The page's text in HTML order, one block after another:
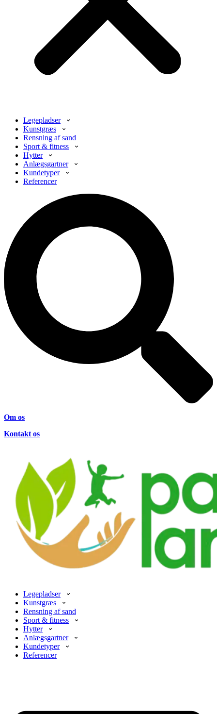
Legepladser
Kunstgræs
Rensning af sand
Sport & fitness
Hytter
Anlægsgartner
Kundetyper
Referencer
Om os
Kontakt os
Legepladser
Kunstgræs
Rensning af sand
Sport & fitness
Hytter
Anlægsgartner
Kundetyper
Referencer